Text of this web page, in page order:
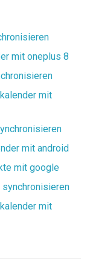
mit oneplus 8
mit
mit android
mit google
mit